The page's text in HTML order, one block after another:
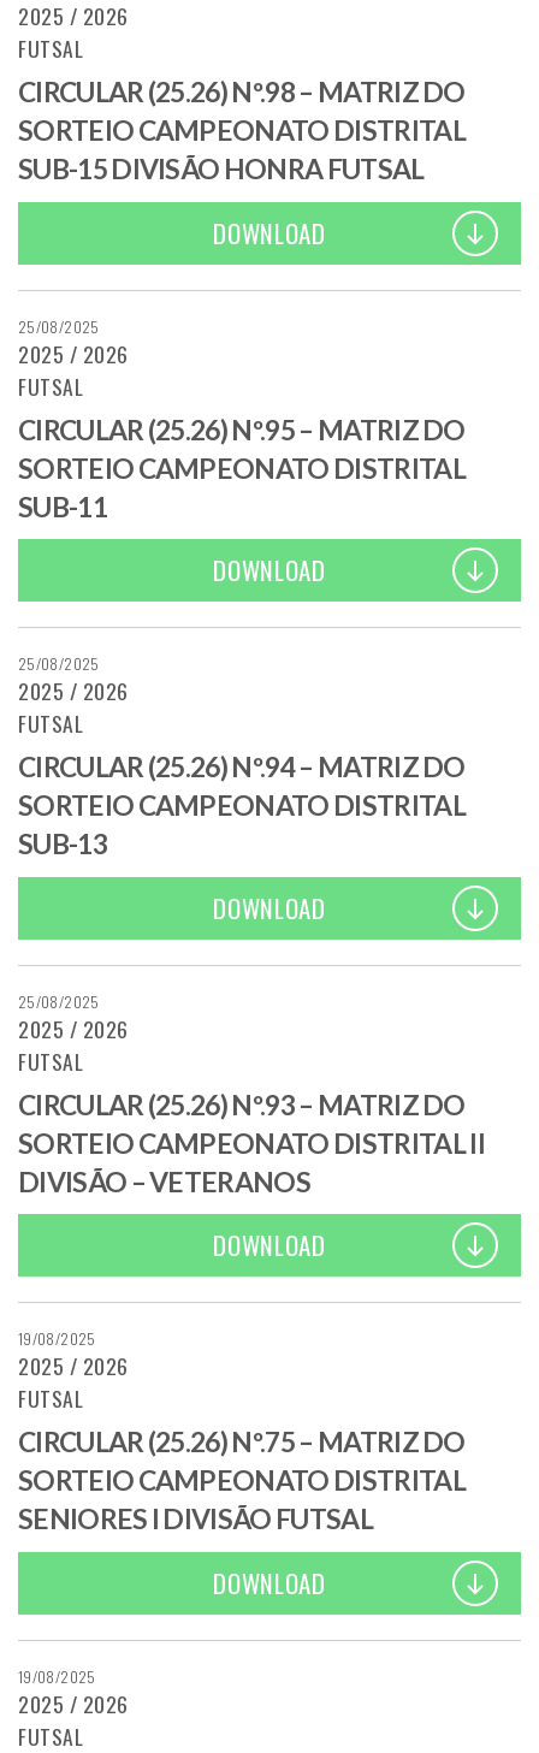
2025 / 2026
FUTSAL
CIRCULAR (25.26) Nº.98 – MATRIZ DO
SORTEIO CAMPEONATO DISTRITAL
SUB-15 DIVISÃO HONRA FUTSAL
DOWNLOAD
25/08/2025
2025 / 2026
FUTSAL
CIRCULAR (25.26) Nº.95 – MATRIZ DO
SORTEIO CAMPEONATO DISTRITAL
SUB-11
DOWNLOAD
25/08/2025
2025 / 2026
FUTSAL
CIRCULAR (25.26) Nº.94 – MATRIZ DO
SORTEIO CAMPEONATO DISTRITAL
SUB-13
DOWNLOAD
25/08/2025
2025 / 2026
FUTSAL
CIRCULAR (25.26) Nº.93 – MATRIZ DO
SORTEIO CAMPEONATO DISTRITAL II
DIVISÃO – VETERANOS
DOWNLOAD
19/08/2025
2025 / 2026
FUTSAL
CIRCULAR (25.26) Nº.75 – MATRIZ DO
SORTEIO CAMPEONATO DISTRITAL
SENIORES I DIVISÃO FUTSAL
DOWNLOAD
19/08/2025
2025 / 2026
FUTSAL